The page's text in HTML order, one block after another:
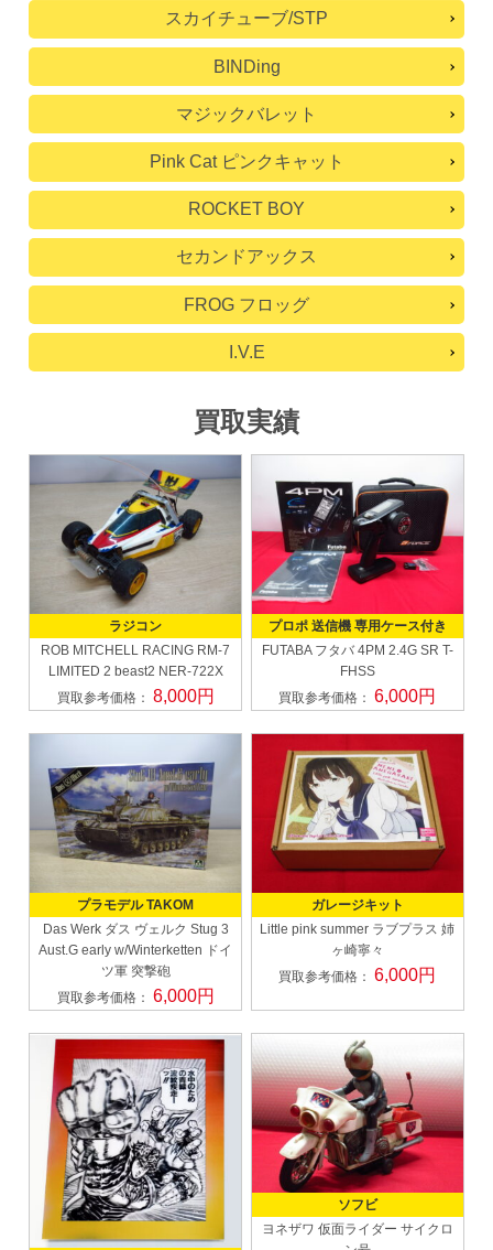
スカイチューブ/STP
BINDing
マジックバレット
Pink Cat ピンクキャット
ROCKET BOY
セカンドアックス
FROG フロッグ
I.V.E
買取実績
ラジコン
ROB MITCHELL RACING RM-7
LIMITED 2 beast2 NER-722X
買取参考価格： 8,000円
プロポ 送信機 専用ケース付き
FUTABA フタバ4PM 2.4G SR T-
FHSS
買取参考価格：6,000円
プラモデル TAKOM
Das Werk ダス ヴェルク Stug 3
Aust.G early w/Winterketten ドイ
ツ軍 突撃砲
買取参考価格： 6,000円
ガレージキット
Little pink summer ラブプラス 姉
ヶ崎寧々
買取参考価格：6,000円
ソフビ
ヨネザワ 仮面ライダー サイクロ